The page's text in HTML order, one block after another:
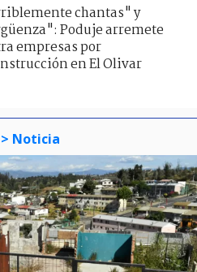
chantas" y
Poduje arremete
empresas por
en El Olivar
> Noticia